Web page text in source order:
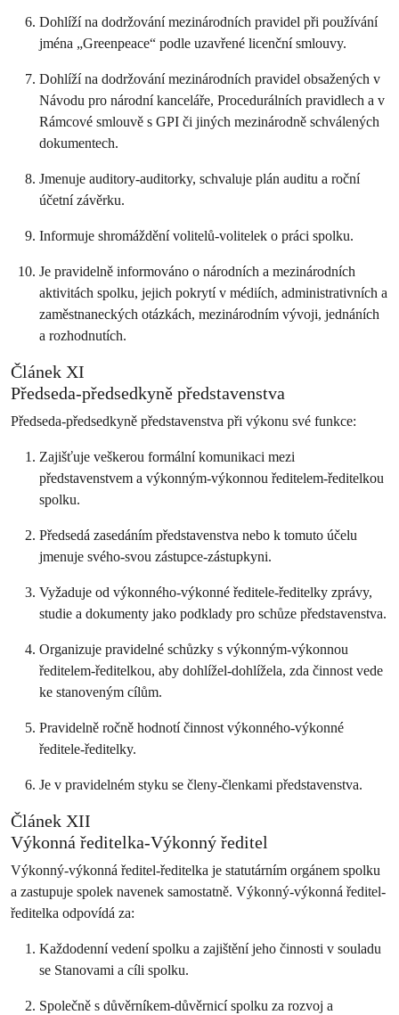
Dohlíží na dodržování mezinárodních pravidel při používání
jména „Greenpeace“ podle uzavřené licenční smlouvy.
Dohlíží na dodržování mezinárodních pravidel obsažených v
Návodu pro národní kanceláře, Procedurálních pravidlech a v
Rámcové smlouvě s GPI či jiných mezinárodně schválených
dokumentech.
Jmenuje auditory-auditorky, schvaluje plán auditu a roční
účetní závěrku.
Informuje shromáždění volitelů-volitelek o práci spolku.
Je pravidelně informováno o národních a mezinárodních
aktivitách spolku, jejich pokrytí v médiích, administrativních a
zaměstnaneckých otázkách, mezinárodním vývoji, jednáních
a rozhodnutích.
Článek XI
Předseda-předsedkyně představenstva
Předseda-předsedkyně představenstva při výkonu své funkce:
Zajišťuje veškerou formální komunikaci mezi
představenstvem a výkonným-výkonnou ředitelem-ředitelkou
spolku.
Předsedá zasedáním představenstva nebo k tomuto účelu
jmenuje svého-svou zástupce-zástupkyni.
Vyžaduje od výkonného-výkonné ředitele-ředitelky zprávy,
studie a dokumenty jako podklady pro schůze představenstva.
Organizuje pravidelné schůzky s výkonným-výkonnou
ředitelem-ředitelkou, aby dohlížel-dohlížela, zda činnost vede
ke stanoveným cílům.
Pravidelně ročně hodnotí činnost výkonného-výkonné
ředitele-ředitelky.
Je v pravidelném styku se členy-členkami představenstva.
Článek XII
Výkonná ředitelka-Výkonný ředitel
Výkonný-výkonná ředitel-ředitelka je statutárním orgánem spolku
a zastupuje spolek navenek samostatně. Výkonný-výkonná ředitel-
ředitelka odpovídá za:
Každodenní vedení spolku a zajištění jeho činnosti v souladu
se Stanovami a cíli spolku.
Společně s důvěrníkem-důvěrnicí spolku za rozvoj a